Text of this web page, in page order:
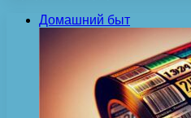
Домашний быт